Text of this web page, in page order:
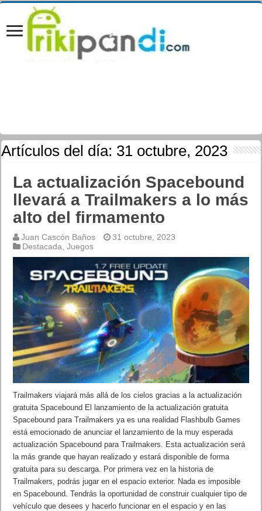
Artículos del día: 31 octubre, 2023
La actualización Spacebound
llevará a Trailmakers a lo más
alto del firmamento
Juan Cascón Baños
31 octubre, 2023
Destacada ,Juegos
Trailmakers viajará más allá de los cielos gracias a la actualización
gratuita Spacebound El lanzamiento de la actualización gratuita
Spacebound para Trailmakers ya es una realidad Flashbulb Games
está emocionado de anunciar el lanzamiento de la muy esperada
actualización Spacebound para Trailmakers. Esta actualización será
la más grande que hayan realizado y estará disponible de forma
gratuita para su descarga. Por primera vez en la historia de
Trailmakers, podrás jugar en el espacio exterior. Nada es imposible
en Spacebound. Tendrás la oportunidad de construir cualquier tipo de
vehículo que desees y hacerlo funcionar en el espacio y en las